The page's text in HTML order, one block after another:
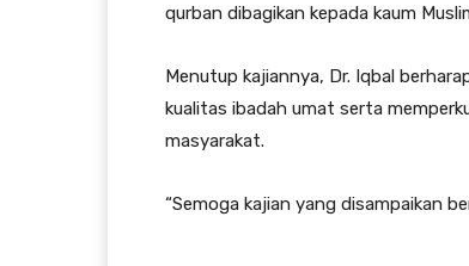
qurban dibagikan kepada kaum
Menutup kajiannya, Dr. Iqbal
kualitas ibadah umat serta
masyarakat.
“Semoga kajian yang disampaikan